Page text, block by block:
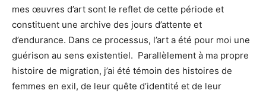
mes œuvres d’art sont le reflet de cette période et
constituent une archive des jours d’attente et
d’endurance. Dans ce processus, l’art a été pour moi une
guérison au sens existentiel. Parallèlement à ma propre
histoire de migration, j’ai été témoin des histoires de
femmes en exil, de leur quête d’identité et de leur